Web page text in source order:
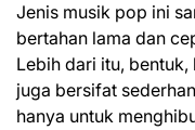
Jenis musik pop ini
bertahan lama dan
Lebih dari itu,
juga bersifat
hanya untuk